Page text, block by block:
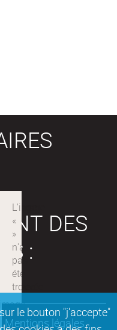
le bouton "j'accepte"
DES
:
Mentions légales